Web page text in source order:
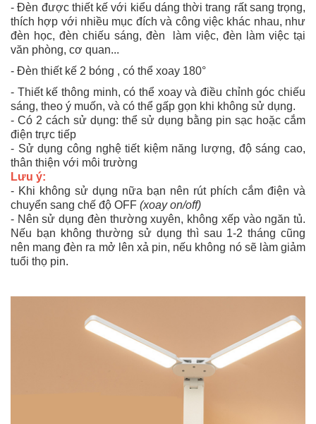
- Đèn được thiết kế với kiểu dáng thời trang rất sang trọng,
thích hợp với nhiều mục đích và công việc khác nhau, như
đèn học, đèn chiếu sáng, đèn làm việc, đèn làm việc tại
văn phòng, cơ quan...
- Đèn thiết kế 2 bóng , có thể xoay 180°
- Thiết kế thông minh, có thể xoay và điều chỉnh góc chiếu
sáng, theo ý muốn, và có thể gấp gọn khi không sử dụng.
- Có 2 cách sử dụng: thể sử dụng bằng pin sạc hoặc cắm
điện trực tiếp
- Sử dụng công nghệ tiết kiệm năng lượng, độ sáng cao,
thân thiện với môi trường
Lưu ý:
- Khi không sử dụng nữa bạn nên rút phích cắm điện và
chuyển sang chế độ OFF (xoay on/off)
- Nên sử dụng đèn thường xuyên, không xếp vào ngăn tủ.
Nếu bạn không thường sử dụng thì sau 1-2 tháng cũng
nên mang đèn ra mở lên xả pin, nếu không nó sẽ làm giảm
tuổi thọ pin.